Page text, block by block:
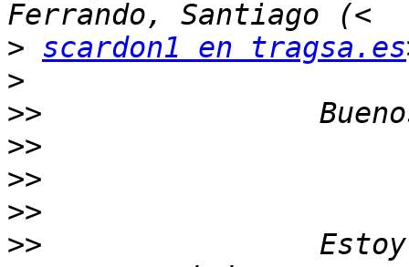
> scardon1 en tragsa.es
>
>>
>>
>>
>>
>>